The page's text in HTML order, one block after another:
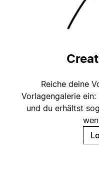
Reiche deine
Vorlagengalerie
und du erhältst